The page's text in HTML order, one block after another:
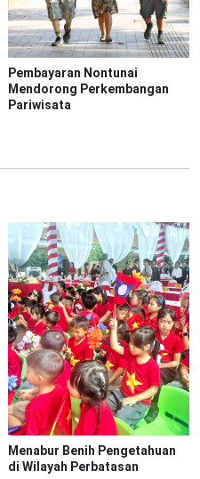
Pembayaran Nontunai
Mendorong Perkembangan
Pariwisata
Menabur Benih Pengetahuan
di Wilayah Perbatasan